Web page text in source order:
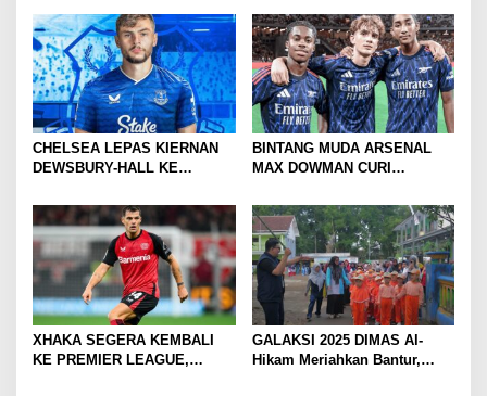
MOJOKERTO RAYA RESMI
BERGULIR
CHELSEA LEPAS KIERNAN
DEWSBURY-HALL KE
SANG GELANDANG DIMULAI
BINTANG MUDA ARSENAL
MAX DOWMAN CURI
PRAMUSIM ASIA
XHAKA SEGERA KEMBALI
KE PREMIER LEAGUE,
GALAKSI 2025 DIMAS Al-
Hikam Meriahkan Bantur,